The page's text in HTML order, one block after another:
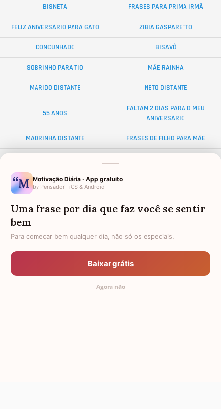
BISNETA FRASES PARA PRIMA IRMÃ
FELIZ ANIVERSÁRIO PARA GATO ZIBIA GASPARETTO
CONCUNHADO BISAVÔ
SOBRINHO PARA TIO MÃE RAINHA
MARIDO DISTANTE NETO DISTANTE
55 ANOS
FALTAM 2 DIAS PARA O MEU
ANIVERSÁRIO
MADRINHA DISTANTE FRASES DE FILHO PARA MÃE
AFILHADA DE CRISMA
AFILHADO PARA MADRINHA PALAVRAS
Motivação Diária · App gratuito
by Pensador · iOS & Android
Uma frase por dia que faz você se sentir
bem
Para começar bem qualquer dia, não só os especiais.
Baixar grátis
Agora não